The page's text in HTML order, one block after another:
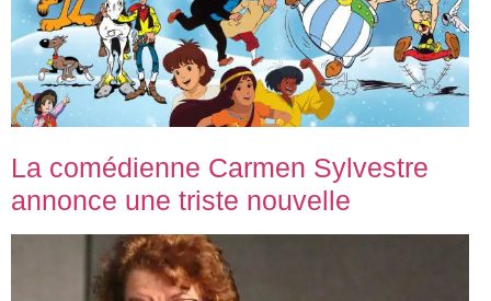
La comédienne Carmen Sylvestre
annonce une triste nouvelle